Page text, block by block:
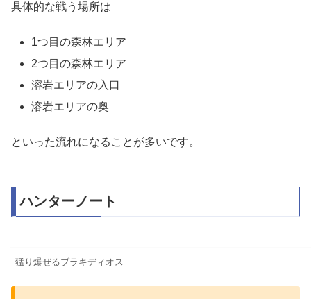
具体的な戦う場所は
1つ目の森林エリア
2つ目の森林エリア
溶岩エリアの入口
溶岩エリアの奥
といった流れになることが多いです。
ハンターノート
猛り爆ぜるブラキディオス